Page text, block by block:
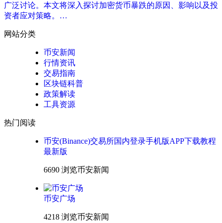
广泛讨论。本文将深入探讨加密货币暴跌的原因、影响以及投
资者应对策略。…
网站分类
币安新闻
行情资讯
交易指南
区块链科普
政策解读
工具资源
热门阅读
币安(Binance)交易所国内登录手机版APP下载教程
最新版
6690 浏览币安新闻
币安广场
4218 浏览币安新闻